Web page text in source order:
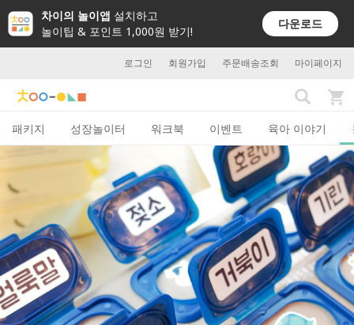
차이의 놀이앱 설치하고
놀이팁 & 포인트 1,000원 받기!
다운로드
로그인 회원가입 주문배송조회 마이페이지
패키지 성장놀이터 워크북 이벤트 육아 이야기